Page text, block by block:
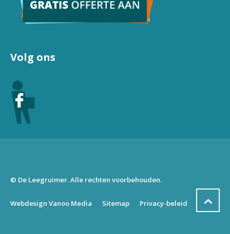
Volg ons
© De Leegruimer. Alle rechten voorbehouden.
Webdesign Vanoo Media Sitemap Privacy-beleid